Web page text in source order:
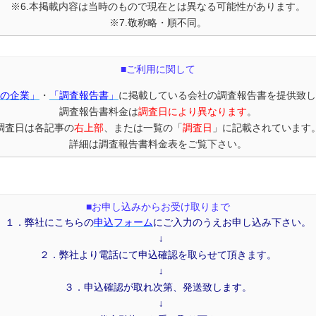
※6.本掲載内容は当時のもので現在とは異なる可能性があります。
※7.敬称略・順不同。
■ご利用に関して
企業」 ・ 「調査報告書」 に掲載している会社の調査報告書を提供致し
調査報告書料金は調査日により異なります。
査日は各記事の右上部、または一覧の「調査日 」に記載されています。
詳細は調査報告書料金表をご覧下さい。
■お申し込みからお受け取りまで
１．弊社にこちらの申込フォームにご入力のうえお申し込み下さい。
↓
２．弊社より電話にて申込確認を取らせて頂きます。
↓
３．申込確認が取れ次第、発送致します。
↓